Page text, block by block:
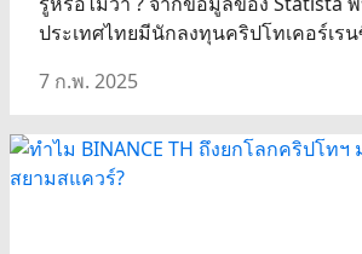
ประเทศไทยมีนักลงทุนคริปโทเคอร์เร
7 ก.พ. 2025